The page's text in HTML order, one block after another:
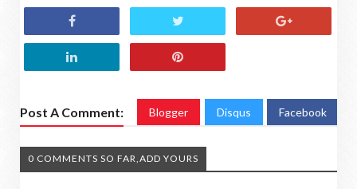
Post A Comment: Blogger Disqus Facebook
0 COMMENTS SO FAR,ADD YOURS